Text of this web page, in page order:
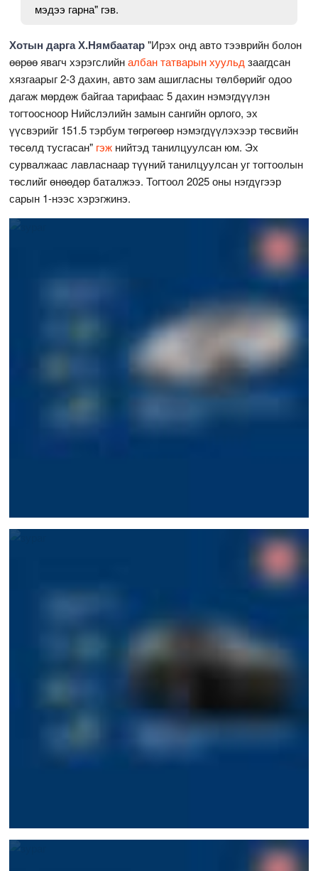
мэдээ гарна" гэв.
Хотын дарга Х.Нямбаатар"Ирэх онд авто тээврийн болон
өөрөө явагч хэрэгслийналбан татварын хуульд заагдсан
хязгаарыг 2-3 дахин, авто зам ашигласны төлбөрийг одоо
дагаж мөрдөж байгаа тарифаас 5 дахин нэмэгдүүлэн
тогтоосноор Нийслэлийн замын сангийн орлого, эх
үүсвэрийг 151.5 тэрбум төгрөгөөр нэмэгдүүлэхээр төсвийн
төсөлд тусгасан" гэж нийтэд танилцуулсан юм. Эх
сурвалжаас лавласнаар түүний танилцуулсан уг тогтоолын
төслийг өнөөдөр баталжээ. Тогтоол 2025 оны нэгдүгээр
сарын 1-нээс хэрэгжинэ.